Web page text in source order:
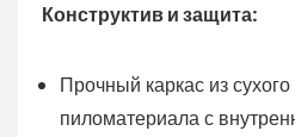
Конструктив и защита:
Прочный каркас из сухого
пиломатериала с